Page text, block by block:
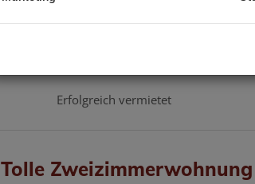
Erfolgreich vermietet
Tolle